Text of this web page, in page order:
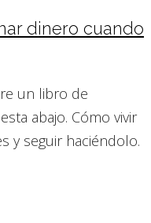
dinero cuando
un libro de
abajo. Cómo vivir
y seguir haciéndolo.